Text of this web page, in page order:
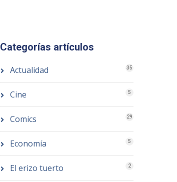
Categorías artículos
Actualidad 35
Cine 5
Comics 29
Economía 5
El erizo tuerto 2